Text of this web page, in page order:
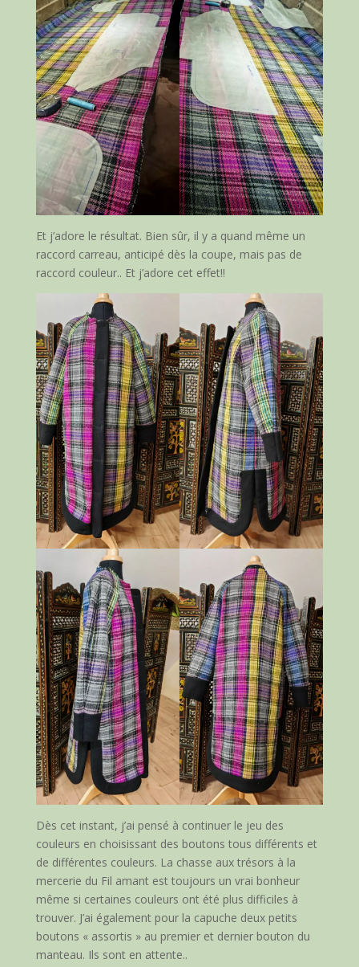
Et j’adore le résultat. Bien sûr, il y a quand même un
raccord carreau, anticipé dès la coupe, mais pas de
raccord couleur.. Et j’adore cet effet!!
Dès cet instant, j’ai pensé à continuer le jeu des
couleurs en choisissant des boutons tous différents et
de différentes couleurs. La chasse aux trésors à la
mercerie du Fil amant est toujours un vrai bonheur
même si certaines couleurs ont été plus difficiles à
trouver. J’ai également pour la capuche deux petits
boutons « assortis » au premier et dernier bouton du
manteau. Ils sont en attente..